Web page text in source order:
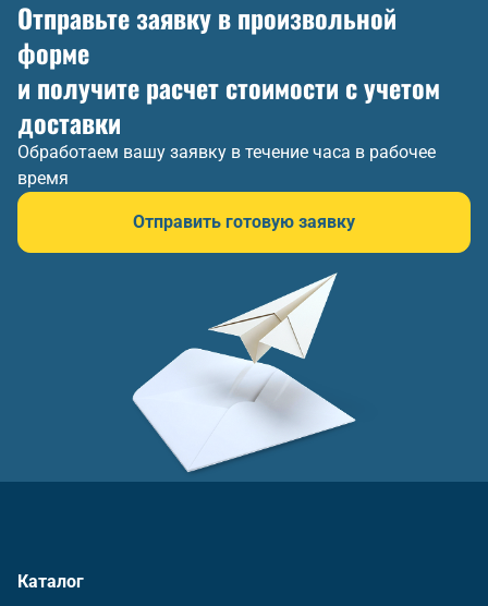
Отправьте заявку в произвольной
форме
и получите расчет стоимости с учетом
доставки
Обработаем вашу заявку в течение часа в рабочее
время
Отправить готовую заявку
Каталог